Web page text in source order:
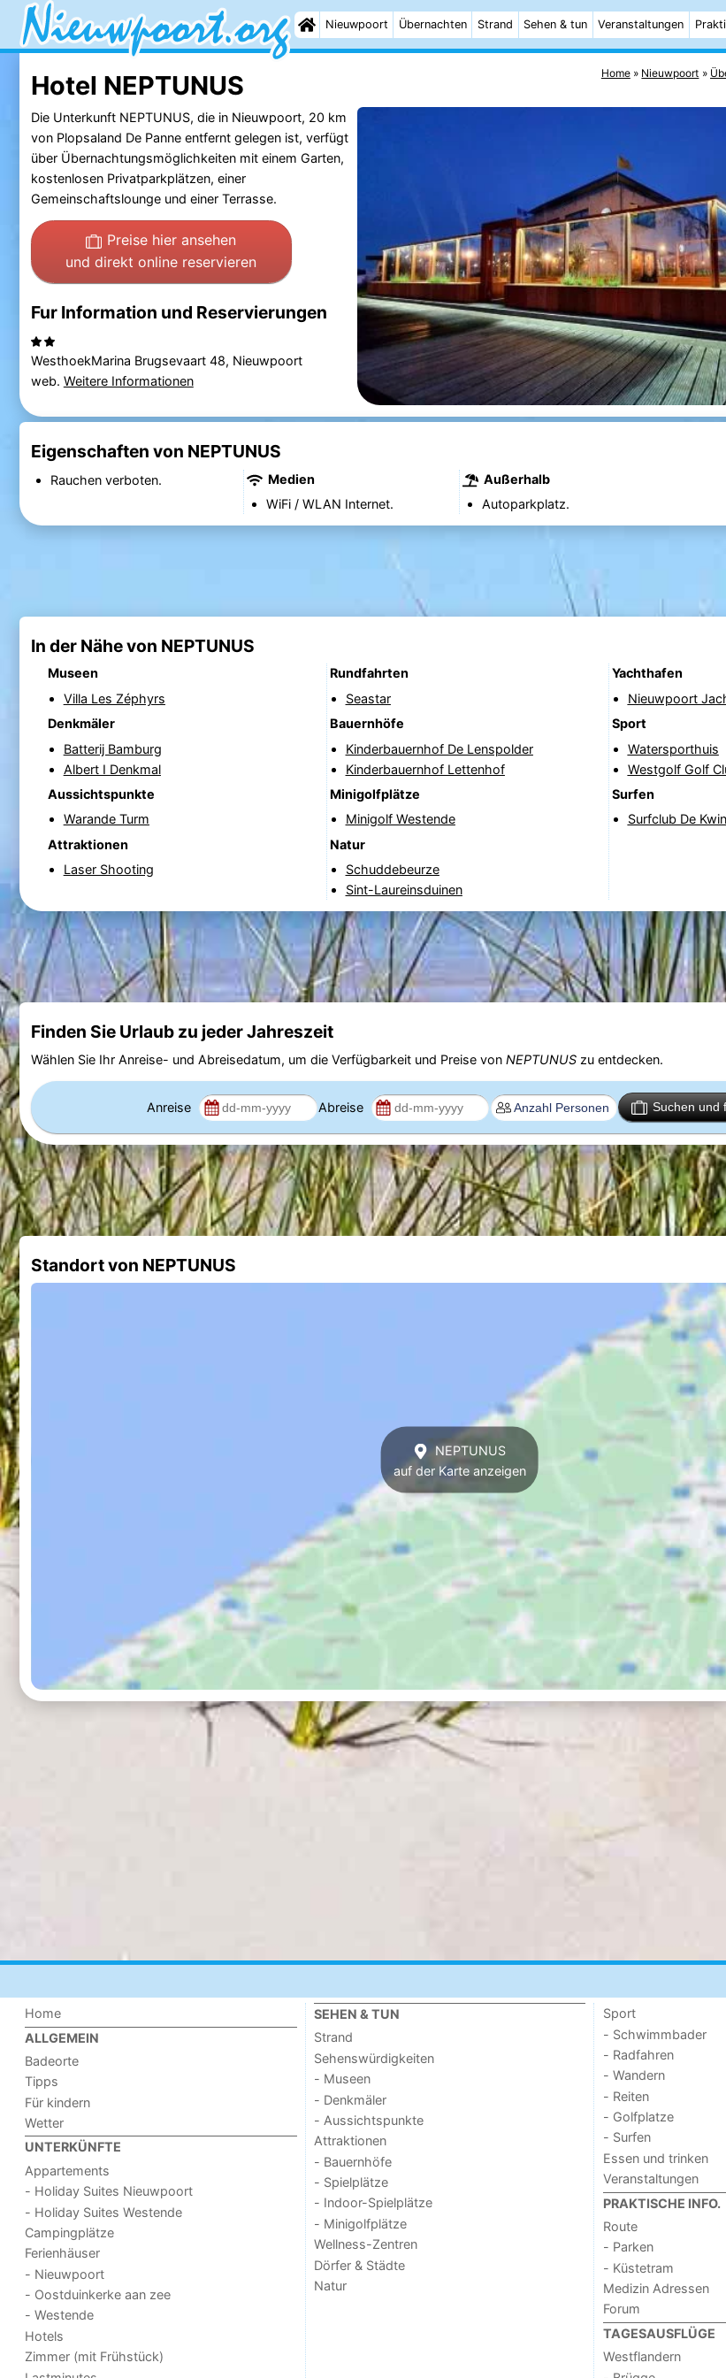
Nieuwpoort Übernachten Strand Sehen & tun Veranstaltungen
Home Nieuwpoort
Hotel NEPTUNUS
Die Unterkunft NEPTUNUS, die in Nieuwpoort, 20 km
von Plopsaland De Panne entfernt gelegen ist, verfügt
über Übernachtungsmöglichkeiten mit einem Garten,
kostenlosen Privatparkplätzen, einer
Gemeinschaftslounge und einer Terrasse.
Preise hier ansehen
und direkt online reservieren
Fur Information und Reservierungen
WesthoekMarina Brugsevaart 48, Nieuwpoort
web. Weitere Informationen
Eigenschaften von NEPTUNUS
Rauchen verboten.
Medien
WiFi / WLAN Internet.
Außerhalb
Autoparkplatz.
In der Nähe von NEPTUNUS
Museen
Villa Les Zéphyrs
Denkmäler
Batterij Bamburg
Albert I Denkmal
Aussichtspunkte
Warande Turm
Attraktionen
Laser Shooting
Rundfahrten
Seastar
Bauernhöfe
Kinderbauernhof De Lenspolder
Kinderbauernhof Lettenhof
Minigolfplätze
Minigolf Westende
Natur
Schuddebeurze
Sint-Laureinsduinen
Yachthafen
Nieuwpoort
Sport
Watersporthuis
Westgolf Golf
Surfen
Surfclub De
Finden Sie Urlaub zu jeder Jahreszeit
Wählen Sie Ihr Anreise- und Abreisedatum, um die Verfügbarkeit und Preise von NEPTUNUSzu entdecken.
Anreise Abreise Suchen und
Standort von NEPTUNUS
NEPTUNUS
auf der Karte anzeigen
Home
ALLGEMEIN
Badeorte
Tipps
Für kindern
Wetter
UNTERKÜNFTE
Appartements
- Holiday Suites Nieuwpoort
- Holiday Suites Westende
Campingplätze
Ferienhäuser
- Nieuwpoort
- Oostduinkerke aan zee
- Westende
Hotels
Zimmer (mit Frühstück)
SEHEN & TUN
Strand
Sehenswürdigkeiten
- Museen
- Denkmäler
- Aussichtspunkte
Attraktionen
- Bauernhöfe
- Spielplätze
- Indoor-Spielplätze
- Minigolfplätze
Wellness-Zentren
Dörfer & Städte
Natur
Sport
- Schwimmbader
- Radfahren
- Wandern
- Reiten
- Golfplatze
- Surfen
Essen und trinken
Veranstaltungen
PRAKTISCHE INFO.
Route
- Parken
- Küstetram
Medizin Adressen
Forum
TAGESAUSFLÜGE
Westflandern